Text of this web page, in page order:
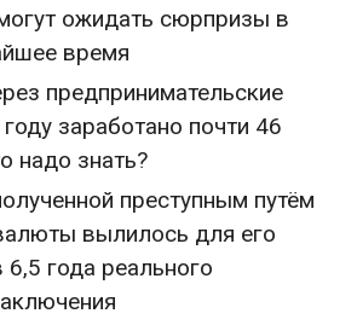
ожидать сюрпризы в
время
предпринимательские
заработано почти 46
надо знать?
преступным путём
вылилось для его
6,5 года реального